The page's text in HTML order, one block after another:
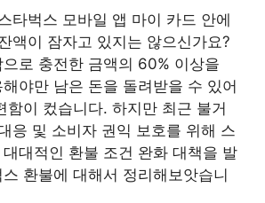
타벅스 모바일 앱 마이 카드 안에
액이 잠자고 있지는 않으신가요?
로 충전한 금액의 60% 이상을
야만 남은 돈을 돌려받을 수 있어
함이 컸습니다. 하지만 최근 불거
응 및 소비자 권익 보호를 위해 스
대적인 환불 조건 완화 대책을 발
환불에 대해서 정리해보앗습니